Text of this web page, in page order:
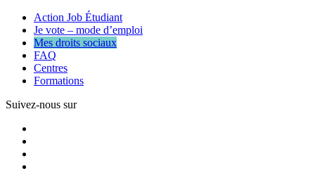
Action Job Étudiant
Je vote – mode d’emploi
Mes droits sociaux
FAQ
Centres
Formations
Suivez-nous sur